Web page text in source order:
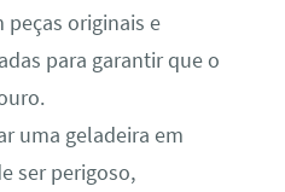
originais e
para garantir que o
uma geladeira em
ser perigoso,